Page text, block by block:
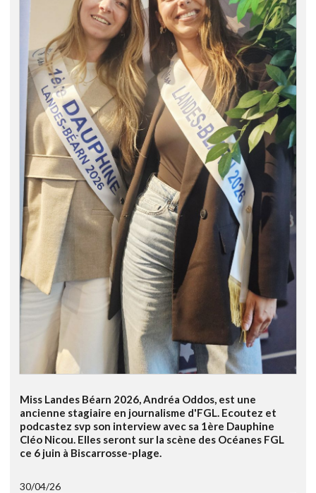
Miss Landes Béarn 2026, Andréa Oddos, est une
ancienne stagiaire en journalisme d'FGL. Ecoutez et
podcastez svp son interview avec sa 1ère Dauphine
Cléo Nicou. Elles seront sur la scène des Océanes FGL
ce 6 juin à Biscarrosse-plage.
30/04/26